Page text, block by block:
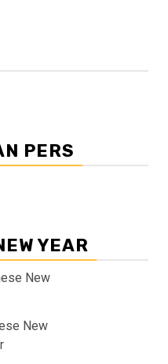
PERS
YEAR
New